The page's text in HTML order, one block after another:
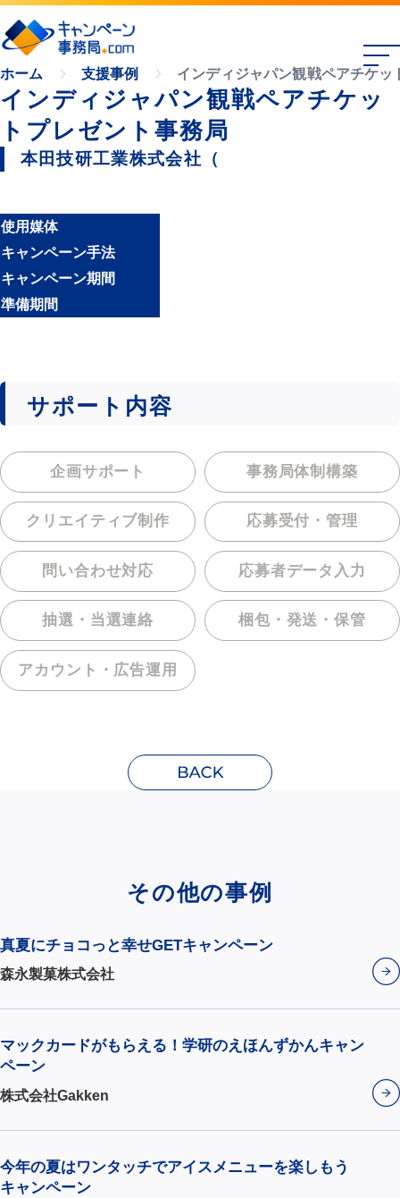
ホーム 支援事例 インディジャパン観戦ペアチケッ
インディジャパン観戦ペアチケッ
トプレゼント事務局
本田技研工業株式会社（
使用媒体
キャンペーン手法
キャンペーン期間
準備期間
サポート内容
企画サポート 事務局体制構築
クリエイティブ制作 応募受付・管理
問い合わせ対応 応募者データ入力
抽選・当選連絡 梱包・発送・保管
アカウント・ 広告運用
その他の事例
真夏にチョコっと幸せGETキャンペーン
森永製菓株式会社
マックカードがもらえる！学研のえほんずかんキャン
ペーン
株式会社Gakken
今年の夏はワンタッチでアイスメニューを楽しもう
キャンペーン